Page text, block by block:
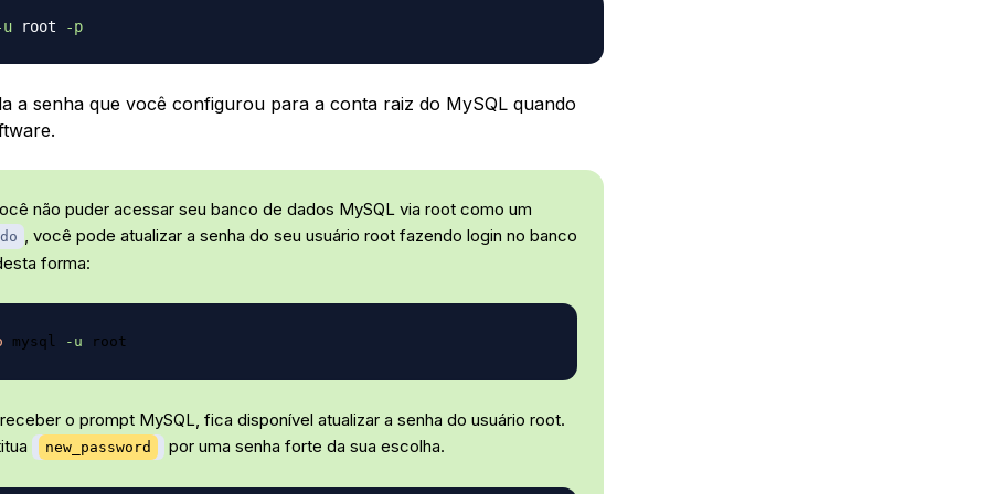
root -p
a senha que você configurou para a conta raiz do MySQL quando
não puder acessar seu banco de dados MySQL via root como um
, você pode atualizar a senha do seu usuário root fazendo login no banco
forma:
mysql -u
o prompt MySQL, fica disponível atualizar a senha do usuário root.
new_password por uma senha forte da sua escolha.